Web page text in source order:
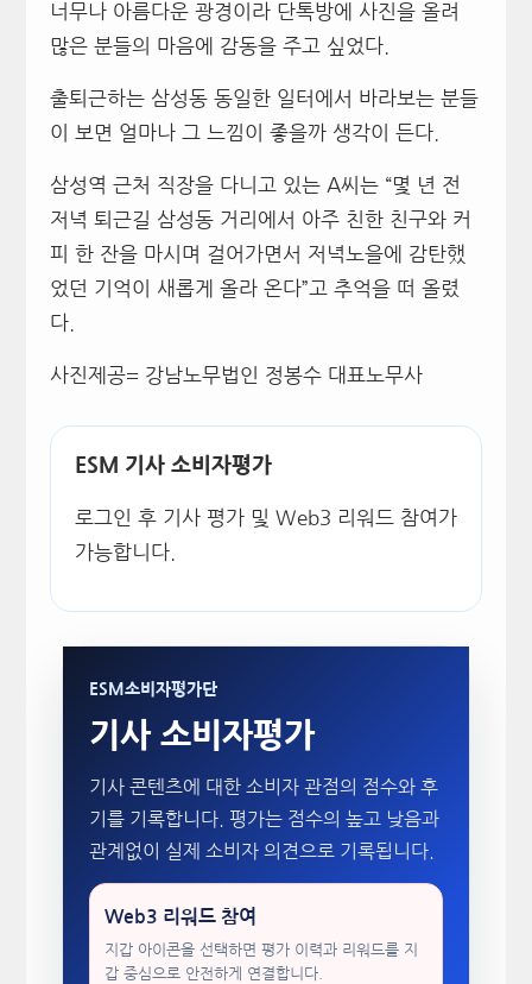
너무나 아름다운 광경이라 단톡방에 사진을 올려
많은 분들의 마음에 감동을 주고 싶었다.
출퇴근하는 삼성동 동일한 일터에서 바라보는 분들
이 보면 얼마나 그 느낌이 좋을까 생각이 든다.
삼성역 근처 직장을 다니고 있는 A씨는 “몇 년 전
저녁 퇴근길 삼성동 거리에서 아주 친한 친구와 커
피 한 잔을 마시며 걸어가면서 저녁노을에 감탄했
었던 기억이 새롭게 올라 온다”고 추억을 떠 올렸
다.
사진제공= 강남노무법인 정봉수 대표노무사
ESM 기사 소비자평가
로그인 후 기사 평가 및 Web3 리워드 참여가
가능합니다.
ESM소비자평가단
기사 소비자평가
기사 콘텐츠에 대한 소비자 관점의 점수와 후
기를 기록합니다. 평가는 점수의 높고 낮음과
관계없이 실제 소비자 의견으로 기록됩니다.
Web3 리워드 참여
지갑 아이콘을 선택하면 평가 이력과 리워드를 지
갑 중심으로 안전하게 연결합니다.